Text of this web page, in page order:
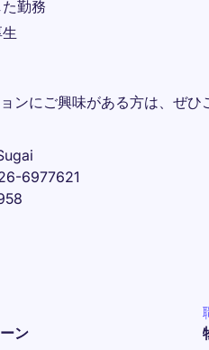
勤務
ンにご興味がある方は、ぜひ
6977621
ン